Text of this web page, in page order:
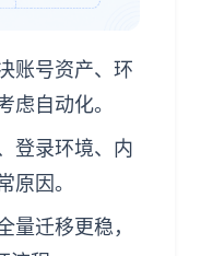
账号资产、环
虑自动化。
登录环境、内
原因。
量迁移更稳，